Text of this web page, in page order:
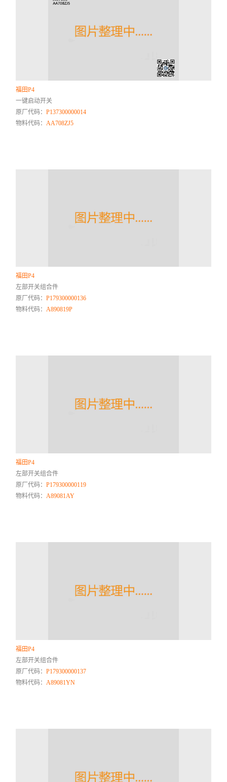
福田P4
一键启动开关
原厂代码：P137300000014
物料代码： AA708ZJ5
福田P4
左部开关组合件
原厂代码：P179300000136
物料代码：A890819P
福田P4
左部开关组合件
原厂代码：P179300000119
物料代码：A89081AY
福田P4
左部开关组合件
原厂代码：P179300000137
物料代码：A89081YN